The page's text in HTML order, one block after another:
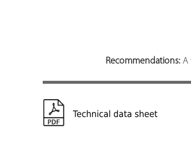
Recommendations:A